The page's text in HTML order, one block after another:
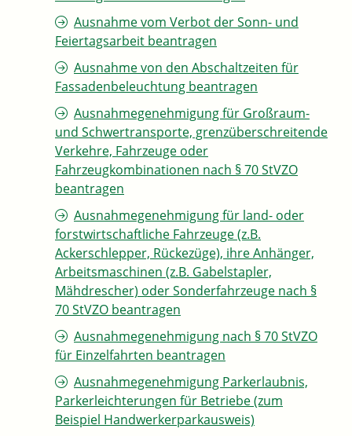
Ausnahme vom Verbot der Sonn- und
Feiertagsarbeit beantragen
Ausnahme von den Abschaltzeiten für
Fassadenbeleuchtung beantragen
Ausnahmegenehmigung für Großraum-
und Schwertransporte, grenzüberschreitende
Verkehre, Fahrzeuge oder
Fahrzeugkombinationen nach § 70 StVZO
beantragen
Ausnahmegenehmigung für land- oder
forstwirtschaftliche Fahrzeuge (z.B.
Ackerschlepper, Rückezüge), ihre Anhänger,
Arbeitsmaschinen (z.B. Gabelstapler,
Mähdrescher) oder Sonderfahrzeuge nach §
70 StVZO beantragen
Ausnahmegenehmigung nach § 70 StVZO
für Einzelfahrten beantragen
Ausnahmegenehmigung Parkerlaubnis,
Parkerleichterungen für Betriebe (zum
Beispiel Handwerkerparkausweis)